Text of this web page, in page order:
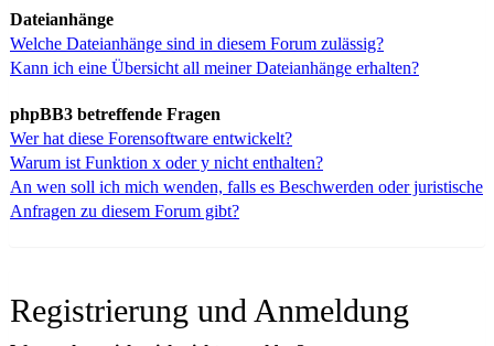
Dateianhänge
Welche Dateianhänge sind in diesem Forum zulässig?
Kann ich eine Übersicht all meiner Dateianhänge erhalten?
phpBB3 betreffende Fragen
Wer hat diese Forensoftware entwickelt?
Warum ist Funktion x oder y nicht enthalten?
An wen soll ich mich wenden, falls es Beschwerden oder juristische
Anfragen zu diesem Forum gibt?
Registrierung und Anmeldung